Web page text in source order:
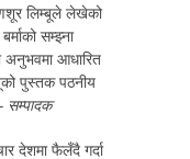
लिम्बूले लेखेको
सम्झ्ना
अनुभवमा आधारित
पुस्तक पठनीय
सम्पादक
देशमा फैलँदै गर्दा